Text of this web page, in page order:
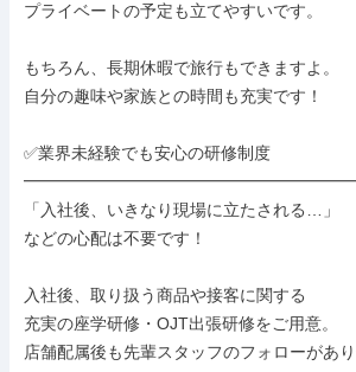
プライベートの予定も立てやすいです。
もちろん、長期休暇で旅行もできますよ。
自分の趣味や家族との時間も充実です！
✅業界未経験でも安心の研修制度
「入社後、いきなり現場に立たされる…」
などの心配は不要です！
入社後、取り扱う商品や接客に関する
充実の座学研修・OJT出張研修をご用意。
店舗配属後も先輩スタッフのフォローがあり